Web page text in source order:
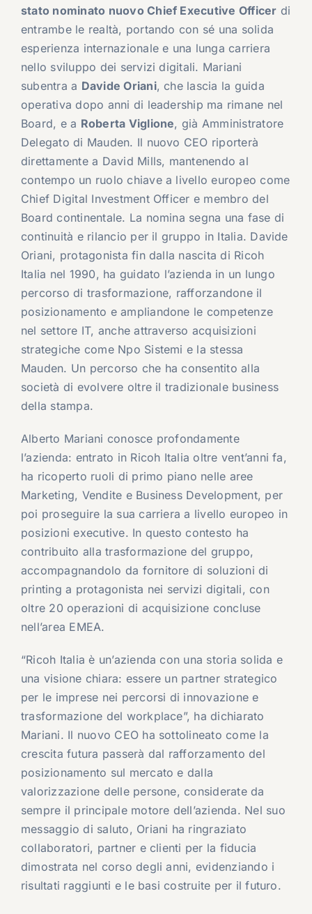
stato nominato nuovo Chief Executive Officer di
entrambe le realtà, portando con sé una solida
esperienza internazionale e una lunga carriera
nello sviluppo dei servizi digitali. Mariani
subentra a Davide Oriani, che lascia la guida
operativa dopo anni di leadership ma rimane nel
Board, e a Roberta Viglione, già Amministratore
Delegato di Mauden. Il nuovo CEO riporterà
direttamente a David Mills, mantenendo al
contempo un ruolo chiave a livello europeo come
Chief Digital Investment Officer e membro del
Board continentale. La nomina segna una fase di
continuità e rilancio per il gruppo in Italia. Davide
Oriani, protagonista fin dalla nascita di Ricoh
Italia nel 1990, ha guidato l’azienda in un lungo
percorso di trasformazione, rafforzandone il
posizionamento e ampliandone le competenze
nel settore IT, anche attraverso acquisizioni
strategiche come Npo Sistemi e la stessa
Mauden. Un percorso che ha consentito alla
società di evolvere oltre il tradizionale business
della stampa.
Alberto Mariani conosce profondamente
l’azienda: entrato in Ricoh Italia oltre vent’anni fa,
ha ricoperto ruoli di primo piano nelle aree
Marketing, Vendite e Business Development, per
poi proseguire la sua carriera a livello europeo in
posizioni executive. In questo contesto ha
contribuito alla trasformazione del gruppo,
accompagnandolo da fornitore di soluzioni di
printing a protagonista nei servizi digitali, con
oltre 20 operazioni di acquisizione concluse
nell’area EMEA.
“Ricoh Italia è un’azienda con una storia solida e
una visione chiara: essere un partner strategico
per le imprese nei percorsi di innovazione e
trasformazione del workplace”, ha dichiarato
Mariani. Il nuovo CEO ha sottolineato come la
crescita futura passerà dal rafforzamento del
posizionamento sul mercato e dalla
valorizzazione delle persone, considerate da
sempre il principale motore dell’azienda. Nel suo
messaggio di saluto, Oriani ha ringraziato
collaboratori, partner e clienti per la fiducia
dimostrata nel corso degli anni, evidenziando i
risultati raggiunti e le basi costruite per il futuro.